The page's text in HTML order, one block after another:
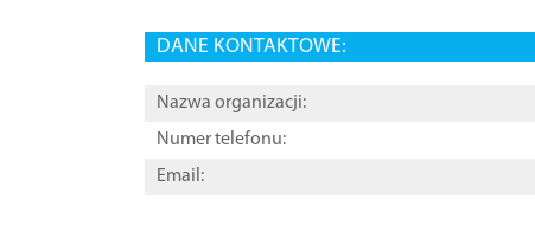
DANE KONTAKTOWE:
Nazwa organizacji:
Numer telefonu:
Email: